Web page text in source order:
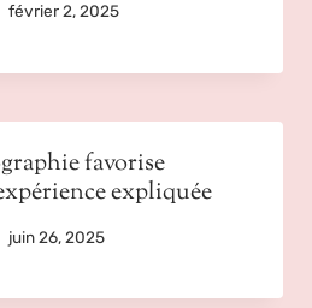
février 2, 2025
favorise
expliquée
juin 26, 2025